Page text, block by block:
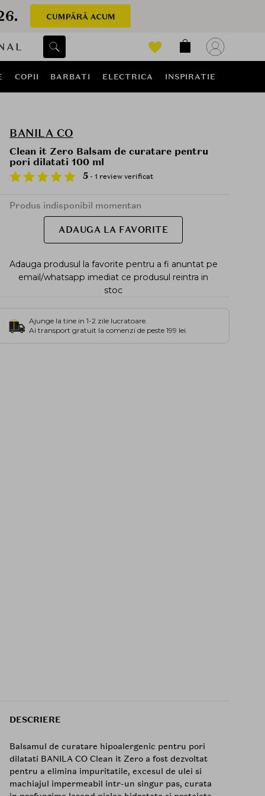
COPII BARBATI ELECTRICA INSPIRATIE
BANILA CO
Clean it Zero Balsam de curatare pentru
pori dilatati 100 ml
5 - 1 review verificat
Produs indisponibil momentan
ADAUGA LA FAVORITE
Adauga produsul la favorite pentru a fi anuntat pe
email/whatsapp imediat ce produsul reintra in
stoc
Ajunge la tine in 1-2 zile lucratoare.
Ai transport gratuit la comenzi de peste 199 lei.
DESCRIERE
Balsamul de curatare hipoalergenic pentru pori
dilatati BANILA CO Clean it Zero a fost dezvoltat
pentru a elimina impuritatile, excesul de ulei si
machiajul impermeabil intr-un singur pas, curata